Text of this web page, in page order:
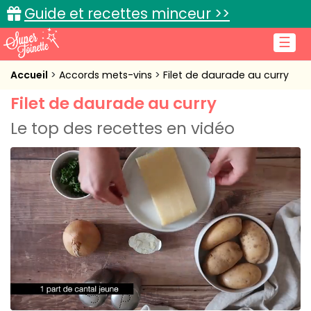
☰
Guide et recettes minceur >>
Accueil
Recettes de cuisine
Cuisine pratique
L'actu cuisine
Connexion
Accueil Accords mets-vins Filet de daurade au curry
Filet de daurade au curry
Le top des recettes en vidéo